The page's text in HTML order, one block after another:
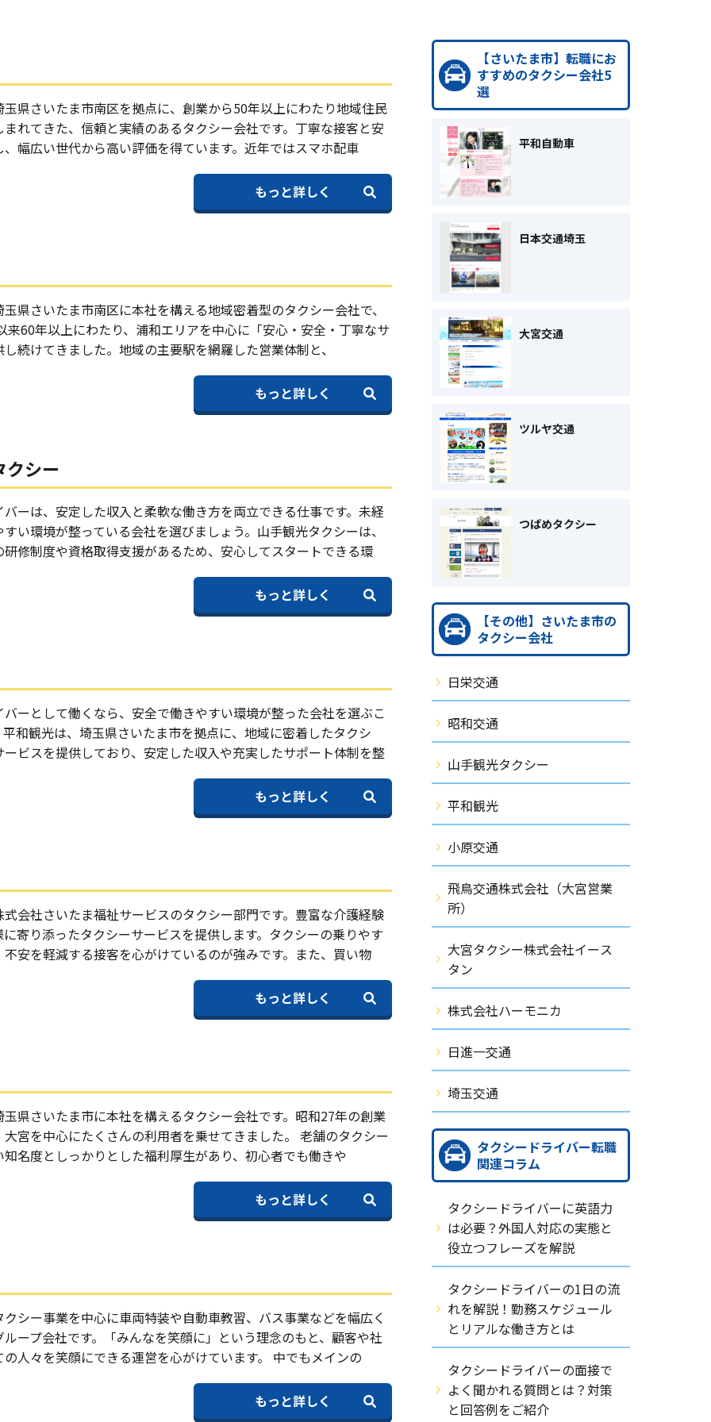
県さいたま市南区を拠点に、創業から50年以上にわたり地域住民
れてきた、信頼と実績のあるタクシー会社です。丁寧な接客と安
幅広い世代から高い評価を得ています。近年ではスマホ配車
もっと詳しく
県さいたま市南区に本社を構える地域密着型のタクシー会社で、
来60年以上にわたり、浦和エリアを中心に「安心・安全・丁寧なサ
続けてきました。地域の主要駅を網羅した営業体制と、
もっと詳しく
クシー
ーは、安定した収入と柔軟な働き方を両立できる仕事です。未経
い環境が整っている会社を選びましょう。山手観光タクシーは、
修制度や資格取得支援があるため、安心してスタートできる環
もっと詳しく
ーとして働くなら、安全で働きやすい環境が整った会社を選ぶこ
和観光は、埼玉県さいたま市を拠点に、地域に密着したタクシ
ビスを提供しており、安定した収入や充実したサポート体制を整
もっと詳しく
会社さいたま福祉サービスのタクシー部門です。豊富な介護経験
寄り添ったタクシーサービスを提供します。タクシーの乗りやす
安を軽減する接客を心がけているのが強みです。また、買い物
もっと詳しく
県さいたま市に本社を構えるタクシー会社です。昭和27年の創業
宮を中心にたくさんの利用者を乗せてきました。 老舗のタクシー
名度としっかりとした福利厚生があり、初心者でも働きや
もっと詳しく
シー事業を中心に車両特装や自動車教習、バス事業などを幅広く
ープ会社です。「みんなを笑顔に」という理念のもと、顧客や社
人々を笑顔にできる運営を心がけています。 中でもメインの
もっと詳しく
【さいたま市】転職にお
すすめのタクシー会社5
選
平和自動車
日本交通埼玉
大宮交通
ツルヤ交通
つばめタクシー
【その他】さいたま市の
タクシー会社
日栄交通
昭和交通
山手観光タクシー
平和観光
小原交通
飛鳥交通株式会社（大宮営業
所）
大宮タクシー株式会社イース
タン
株式会社ハーモニカ
日進一交通
埼玉交通
タクシードライバー転職
関連コラム
タクシードライバーに英語力
は必要？外国人対応の実態と
役立つフレーズを解説
タクシードライバーの1日の流
れを解説！勤務スケジュール
とリアルな働き方とは
タクシードライバーの面接で
よく聞かれる質問とは？対策
と回答例をご紹介